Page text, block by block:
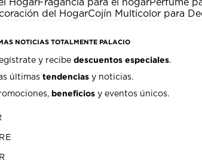
HogarFragancia para el hogarPerfume
del HogarCojín Multicolor para
NOTICIAS TOTALMENTE PALACIO
y recibedescuentos especiales.
últimastendencias y noticias.
beneficios y eventos únicos.